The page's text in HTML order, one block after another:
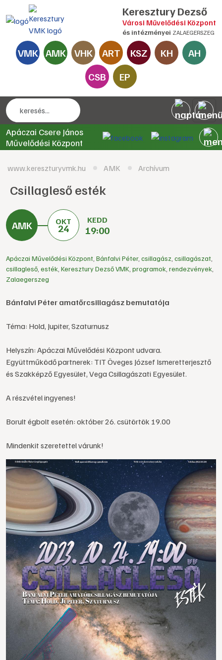
Keresztury Dezső
Városi Művelődési Központ
és intézményei ZALAEGERSZEG
VMK AMK VHK ART KSZ KH
AH
CSB
EP
Apáczai Csere János
Művelődési Központ
www.kereszturyvmk.hu AMK Archívum
Csillagleső esték
OKT
24
KEDD
19:00
Apáczai Művelődési Központ Bánfalvi Péter, csillagász csillagászat
csillagleső esték Keresztury Dezső VMK programok rendezvények
Zalaegerszeg
Bánfalvi Péter amatőrcsillagász bemutatója
Téma: Hold, Jupiter, Szaturnusz
Helyszín: Apáczai Művelődési Központ udvara.
Együttműködő partnerek: TIT Öveges József Ismeretterjesztő
és Szakképző Egyesület, Vega Csillagászati Egyesület.
A részvétel ingyenes!
Borult égbolt esetén: október 26. csütörtök 19.00
Mindenkit szeretettel várunk!